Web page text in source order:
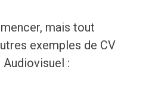
mais tout
exemples de CV
Audiovisuel :